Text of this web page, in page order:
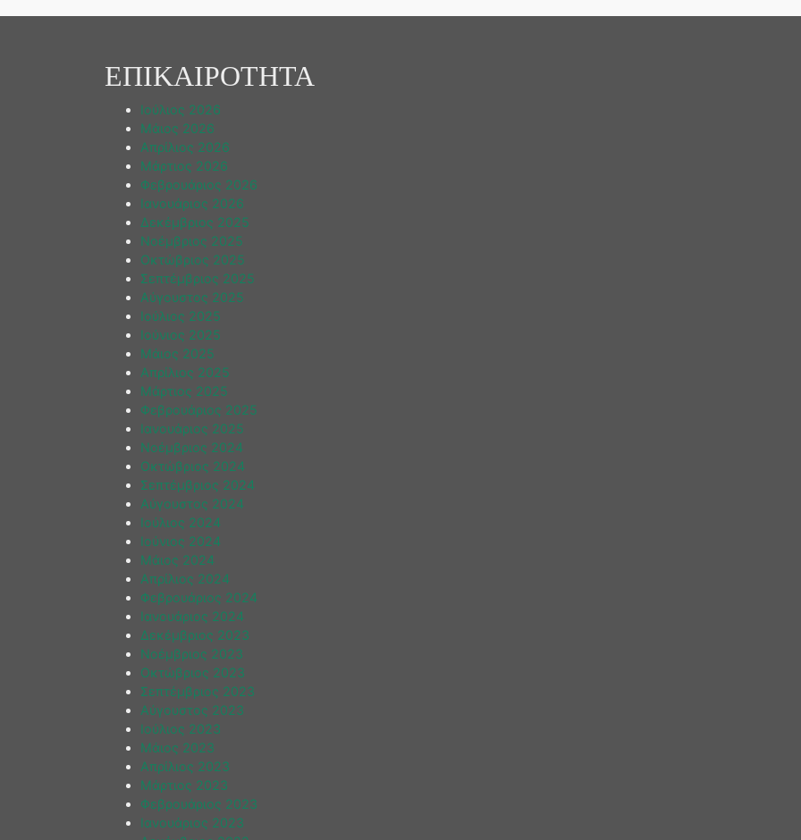
ΕΠΙΚΑΙΡΟΤΗΤΑ
Ιούλιος 2026
Μάιος 2026
Απρίλιος 2026
Μάρτιος 2026
Φεβρουάριος 2026
Ιανουάριος 2026
Δεκέμβριος 2025
Νοέμβριος 2025
Οκτώβριος 2025
Σεπτέμβριος 2025
Αύγουστος 2025
Ιούλιος 2025
Ιούνιος 2025
Μάιος 2025
Απρίλιος 2025
Μάρτιος 2025
Φεβρουάριος 2025
Ιανουάριος 2025
Νοέμβριος 2024
Οκτώβριος 2024
Σεπτέμβριος 2024
Αύγουστος 2024
Ιούλιος 2024
Ιούνιος 2024
Μάιος 2024
Απρίλιος 2024
Φεβρουάριος 2024
Ιανουάριος 2024
Δεκέμβριος 2023
Νοέμβριος 2023
Οκτώβριος 2023
Σεπτέμβριος 2023
Αύγουστος 2023
Ιούλιος 2023
Μάιος 2023
Απρίλιος 2023
Μάρτιος 2023
Φεβρουάριος 2023
Ιανουάριος 2023